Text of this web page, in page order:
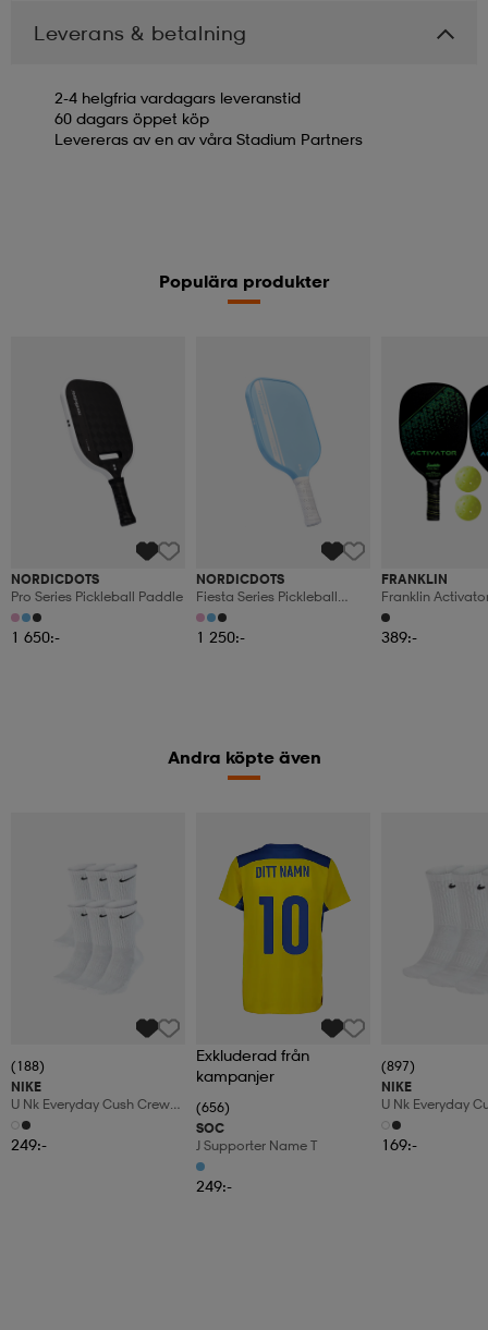
Leverans & betalning
2-4 helgfria vardagars leveranstid
60 dagars öppet köp
Levereras av en av våra Stadium Partners
Populära produkter
NORDICDOTS
Pro Series Pickleball Paddle
1 650:-
NORDICDOTS
Fiesta Series Pickleball
Paddle
1 250:-
FRANKLIN
Franklin
Pickleball 2-
389:-
Andra köpte även
(188)
NIKE
U Nk Everyday Cush Crew
6pr-Bd
249:-
Exkluderad från
kampanjer
(656)
SOC
J Supporter Name T
249:-
(897)
NIKE
U Nk Everyday
3pr
169:-